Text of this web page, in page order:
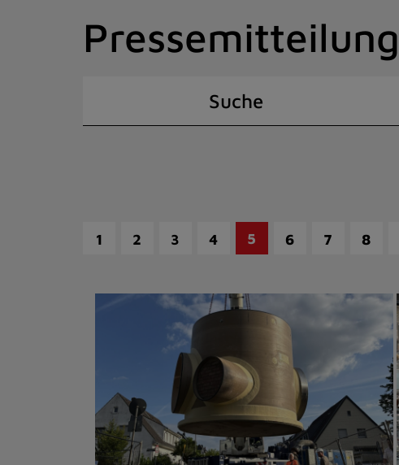
Suche
1 2 3 4 5 6 7 8